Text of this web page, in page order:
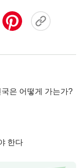
이 하나님의 뜻대
는 바리새인들이
고는 하지만 모두
지막에는 사람을
성육신으로 오셔
유대 백성들이 예
. 자신들의 지위
은 어떻게 가는가?
한다